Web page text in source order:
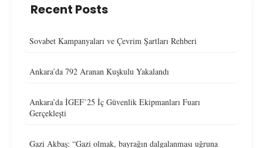
Recent Posts
Sovabet Kampanyaları ve Çevrim Şartları Rehberi
Ankara’da 792 Aranan Kuşkulu Yakalandı
Ankara’da İGEF’25 İç Güvenlik Ekipmanları Fuarı
Gerçekleşti
Gazi Akbaş: “Gazi olmak, bayrağın dalgalanması uğruna